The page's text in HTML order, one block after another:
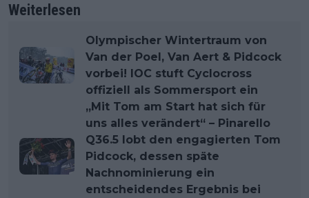
Weiterlesen
Olympischer Wintertraum von
Van der Poel, Van Aert & Pidcock
vorbei! IOC stuft Cyclocross
offiziell als Sommersport ein
„Mit Tom am Start hat sich für
uns alles verändert“ – Pinarello
Q36.5 lobt den engagierten Tom
Pidcock, dessen späte
Nachnominierung ein
entscheidendes Ergebnis bei